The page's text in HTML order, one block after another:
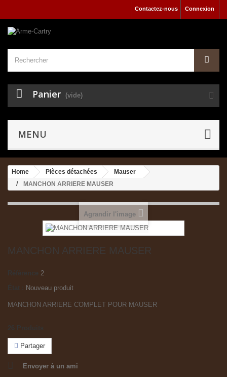
Connexion
Contactez-nous
Panier (vide)
MENU
Home Pièces détachées
Mauser
MANCHON ARRIERE MAUSER
Agrandir l'image
MANCHON ARRIERE MAUSER
Référence
2
Nouveau produit
MANCHON ARRIERE COMPLET POUR MAUSER
Partager
Envoyer à un ami